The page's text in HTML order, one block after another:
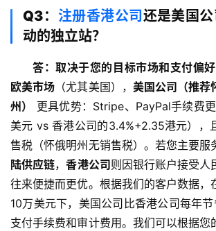
Q3： 注册香港公司 还是美国
动的独立站？
答：取决于您的目标市场和支付偏好
欧美市场 （尤其美国）， 美国公司（推荐
州）
更具优势：Stripe、PayPal手续费
美元 vs 香港公司的3.4%+2.35港元），
售税（怀俄明州无销售税）。若您主要服
陆供应链，香港公司则因银行账户接受人
往来便捷而更优。根据我们的客户数据，
10万美元下，美国公司比香港公司每年
支付手续费和审计费用。我们可以根据您